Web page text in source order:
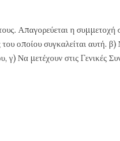
Απαγορεύεται η συμμετοχή
του οποίου συγκαλείται αυτή.
Να μετέχουν στις Γενικές